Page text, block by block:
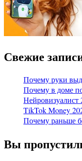
Свежие
Почему руки
Почему в доме
Нейровизуалист
TikTok Money
Почему раньше
Вы